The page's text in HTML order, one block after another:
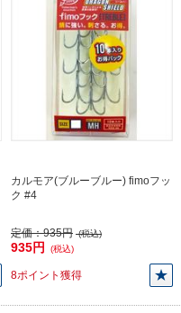
カルモア(ブルーブルー) fimoフッ
ク #4
定価：935円 (税込)
935円 (税込)
8ポイント獲得